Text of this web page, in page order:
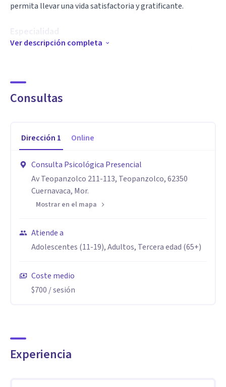
permita llevar una vida satisfactoria y gratificante.
Especialidad
Cuento con los conocimientos y experiencia para tratar
en nuestra sociedad actual, como son Depresión, Ansiedad,
Estrés, Trastornos Emocionales, Problemas de Pareja, y
Aptitudes
Además de haber estudiado las carreras de Psicología y
Medicina, tengo una Maestría en Terapia de Pareja, y he
participado en diversos Diplomados, Cursos, y Seminarios
sobre diferentes temas de Psicología.
Association), la IAAP (International Association of Applied
Psychology), la Sociedad Mexicana de Psicología, y algunas
Ver descripción completa
Consultas
Dirección 1 Online
Consulta Psicológica Presencial
Av Teopanzolco 211-113, Teopanzolco, 62350
Cuernavaca, Mor.
Mostrar en el mapa
Atiende a
Adolescentes (11-19), Adultos, Tercera edad (65+)
Coste medio
$700 / sesión
Experiencia